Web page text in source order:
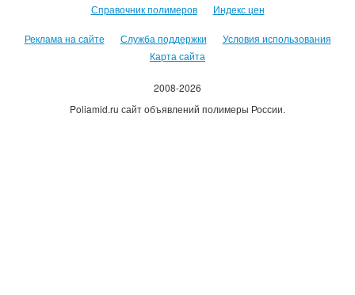
Справочник полимеров
Индекс цен
Реклама на сайте Служба поддержки
Условия использования
Карта сайта
2008-2026
Poliamid.ru сайт объявлений полимеры России.